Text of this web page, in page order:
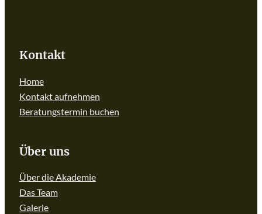
Kontakt
Home
Kontakt aufnehmen
Beratungstermin buchen
Über uns
Über die Akademie
Das Team
Galerie